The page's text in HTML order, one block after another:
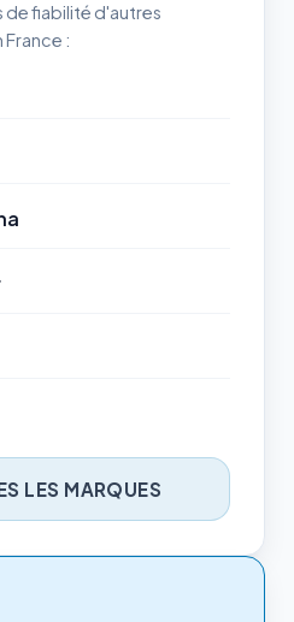
de fiabilité d'autres
:
LES MARQUES